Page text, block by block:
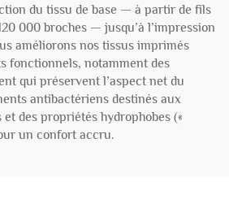
du tissu de base — à partir de fils
000 broches — jusqu’à l’impression
améliorons nos tissus imprimés
fonctionnels, notamment des
qui préservent l’aspect net du
antibactériens destinés aux
des propriétés hydrophobes («
un confort accru.